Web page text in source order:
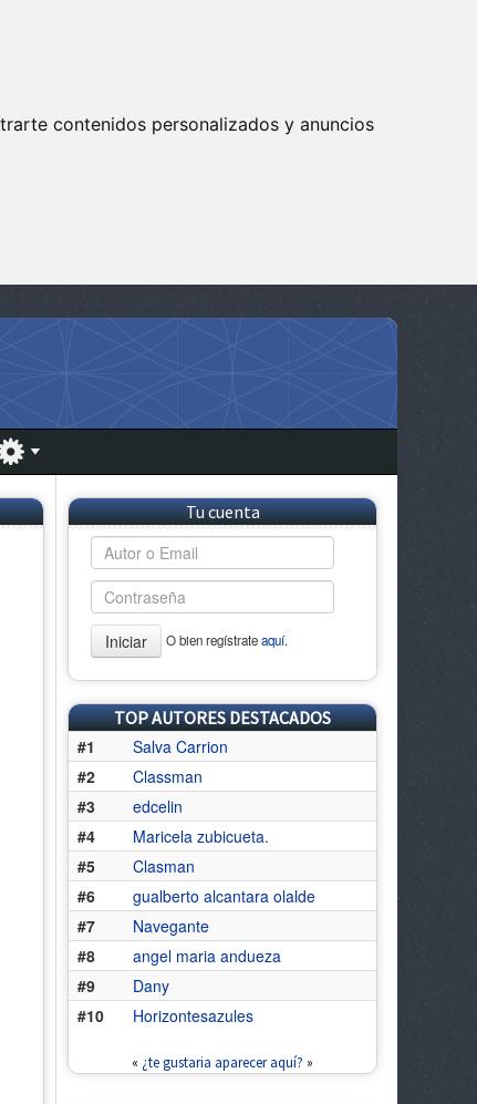
contenidos personalizados y anuncios
Tu cuenta
Iniciar O bien regístrateaquí.
TOP AUTORES DESTACADOS
#1
Salva Carrion
#2
Classman
#3
edcelin
#4
Maricela zubicueta.
#5
Clasman
#6
gualberto alcantara olalde
#7
Navegante
#8
angel maria andueza
#9
Dany
#10
Horizontesazules
« ¿te gustaria aparecer aquí? »